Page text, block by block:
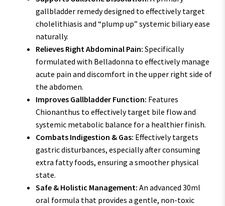
gallbladder remedy designed to effectively target
cholelithiasis and “plump up” systemic biliary ease
naturally.
Relieves Right Abdominal Pain: Specifically
formulated with Belladonna to effectively manage
acute pain and discomfort in the upper right side of
the abdomen.
Improves Gallbladder Function: Features
Chionanthus to effectively target bile flow and
systemic metabolic balance for a healthier finish.
Combats Indigestion & Gas: Effectively targets
gastric disturbances, especially after consuming
extra fatty foods, ensuring a smoother physical
state.
Safe & Holistic Management: An advanced 30ml
oral formula that provides a gentle, non-toxic